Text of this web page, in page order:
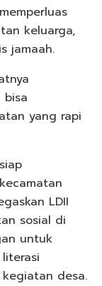
keluarga,
jamaah.
bisa
yang rapi
LDII
sosial di
untuk
desa.